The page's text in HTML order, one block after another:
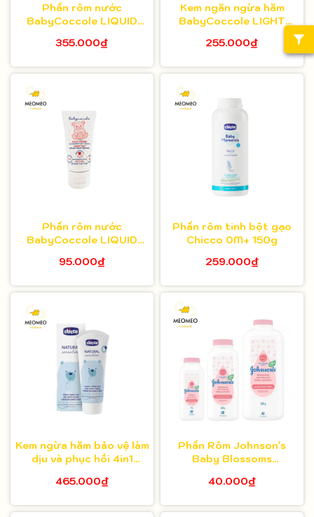
Phấn rôm nước
BabyCoccole LIQUID
355.000₫
Kem ngăn ngừa hăm
BabyCoccole LIGHT
255.000₫
Phấn rôm nước
BabyCoccole LIQUID
95.000₫
Phấn rôm tinh bột gạo
Chicco 0M+ 150g
259.000₫
Kem ngừa hăm bảo vệ làm
dịu và phục hồi 4in1
0M+ 100ml
465.000₫
Phấn Rôm Johnson's
Baby Blossoms
40.000₫